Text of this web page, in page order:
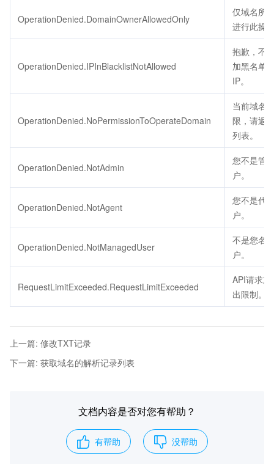
OperationDenied.DomainOwnerAllowedOnly
仅域名所
进行此操
OperationDenied.IPInBlacklistNotAllowed
抱歉，不
加黑名单
IP。
OperationDenied.NoPermissionToOperateDomain
当前域名
限，请返
列表。
OperationDenied.NotAdmin
您不是管
户。
OperationDenied.NotAgent
您不是代
户。
OperationDenied.NotManagedUser
不是您名
户。
RequestLimitExceeded.RequestLimitExceeded
API请求次
出限制。
上一篇: 修改TXT记录
下一篇: 获取域名的解析记录列表
文档内容是否对您有帮助？
有帮助 没帮助